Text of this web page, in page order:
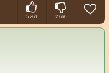
5.261 2.660